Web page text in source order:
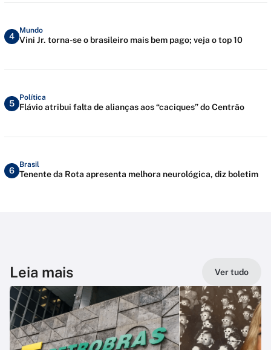
4
Mundo
Vini Jr. torna-se o brasileiro mais bem pago; veja o top 10
5
Política
Flávio atribui falta de alianças aos “caciques” do Centrão
6
Brasil
Tenente da Rota apresenta melhora neurológica, diz boletim
Leia mais Ver tudo